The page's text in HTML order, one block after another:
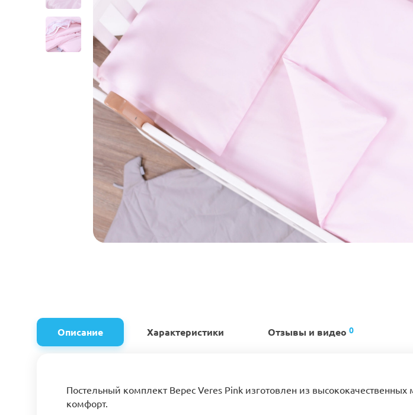
Описание Характеристики Отзывы и видео 0
Постельный комплект Верес Veres Pink изготовлен из
комфорт.